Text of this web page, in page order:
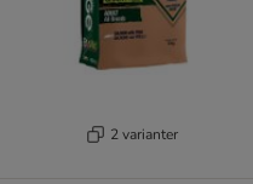
2 varianter